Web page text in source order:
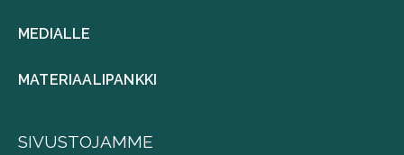
MEDIALLE
MATERIAALIPANKKI
SIVUSTOJAMME